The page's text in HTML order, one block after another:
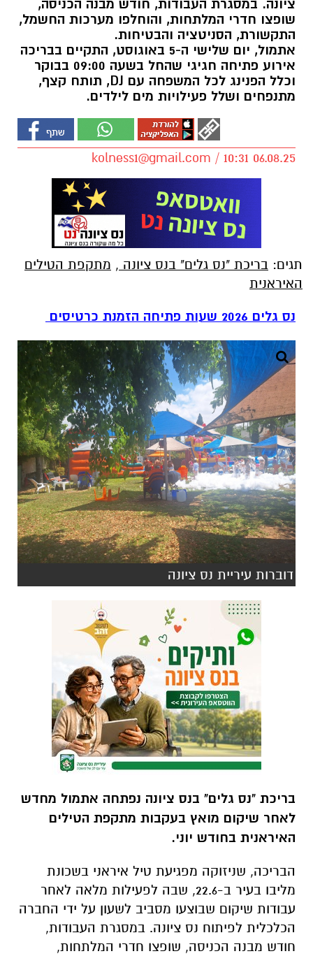
ציונה. במסגרת העבודות, חודש מבנה הכניסה,
שופצו חדרי המלתחות, והוחלפו מערכות החשמל,
התקשורת, הסניטציה והבטיחות.
אתמול, יום שלישי ה-5 באוגוסט, התקיים בבריכה
אירוע פתיחה חגיגי שהחל בשעה 09:00 בבוקר
וכלל הפנינג לכל המשפחה עם DJ, תותח קצף,
מתנפחים ושלל פעילויות מים לילדים.
kolness1@gmail.com / 10:31 06.08.25
תגים: בריכת "נס גלים" בנס ציונה , מתקפת הטילים
האיראנית
נס גלים 2026 שעות פתיחה הזמנת כרטיסים
דוברות עיריית נס ציונה
בריכת "נס גלים" בנס ציונה נפתחה אתמול מחדש
לאחר שיקום מואץ בעקבות מתקפת הטילים
האיראנית בחודש יוני.
הבריכה, שניזוקה מפגיעת טיל איראני בשכונת
מליבו בעיר ב-22.6, שבה לפעילות מלאה לאחר
עבודות שיקום שבוצעו מסביב לשעון על ידי החברה
הכלכלית לפיתוח נס ציונה. במסגרת העבודות,
חודש מבנה הכניסה, שופצו חדרי המלתחות,